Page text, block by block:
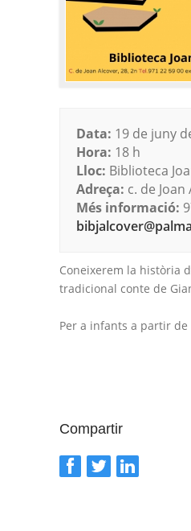
Data: 19 de juny
Hora: 18 h
Lloc: Biblioteca
Adreça: c. de
Més informació:
Coneixerem la història
tradicional conte de
Per a infants a partir de
Compartir